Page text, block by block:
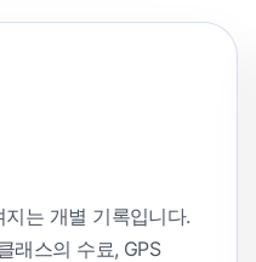
는 개별 기록입니다.
래스의 수료, GPS